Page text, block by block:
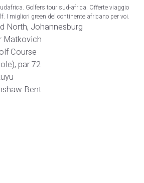
Golfers tour sud-africa. Offerte viaggio
I migliori green del continente africano per voi.
North, Johannesburg
Matkovich
Course
par 72
Bent